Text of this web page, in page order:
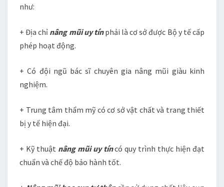
như:
+ Địa chỉ nâng mũi uy tínphải là cơ sở được Bộ y tế cấp
phép hoạt động.
+ Có đội ngũ bác sĩ chuyên gia nâng mũi giàu kinh
nghiệm.
+ Trung tâm thẩm mỹ có cơ sở vật chất và trang thiết
bị y tế hiện đại.
+ Kỹ thuật nâng mũi uy tíncó quy trình thực hiện đạt
chuẩn và chế độ bảo hành tốt.